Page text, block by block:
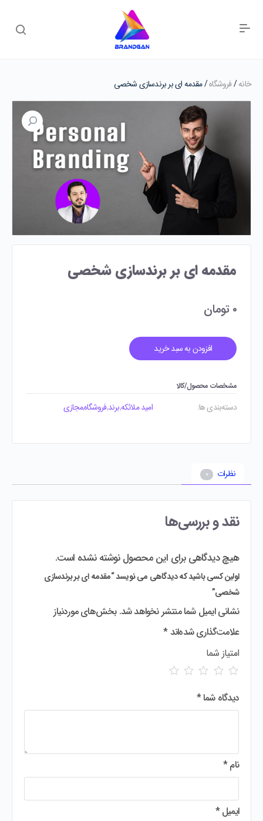
خانه/فروشگاه/ مقدمه ای بر برندسازی شخصی
مقدمه ای بر برندسازی شخصی
۰ تومان
افزودن به سبد خرید
مشخصات محصول/کالا
دسته‌بندی ‌ها: امید ملائکه,برند,فروشگاه,مجازی
نظرات ۰
نقد و بررسی‌ها
هیچ دیدگاهی برای این محصول نوشته نشده است.
اولین کسی باشید که دیدگاهی می نویسد “مقدمه ای بر برندسازی
شخصی”
نشانی ایمیل شما منتشر نخواهد شد. بخش‌های موردنیاز
علامت‌گذاری شده‌اند*
امتیاز شما
دیدگاه شما*
نام*
ایمیل*